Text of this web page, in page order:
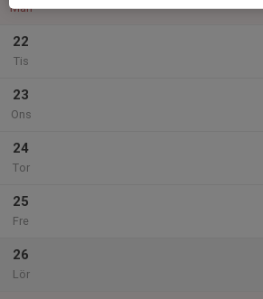
Mån
22
Tis
23
Ons
24
Tor
25
Fre
26
Lör